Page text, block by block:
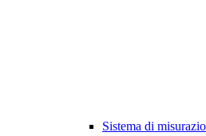
Sistema di